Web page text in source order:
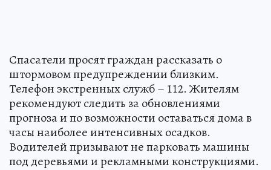
Спасатели просят граждан рассказать о
штормовом предупреждении близким.
Телефон экстренных служб – 112. Жителям
рекомендуют следить за обновлениями
прогноза и по возможности оставаться дома в
часы наиболее интенсивных осадков.
Водителей призывают не парковать машины
под деревьями и рекламными конструкциями.